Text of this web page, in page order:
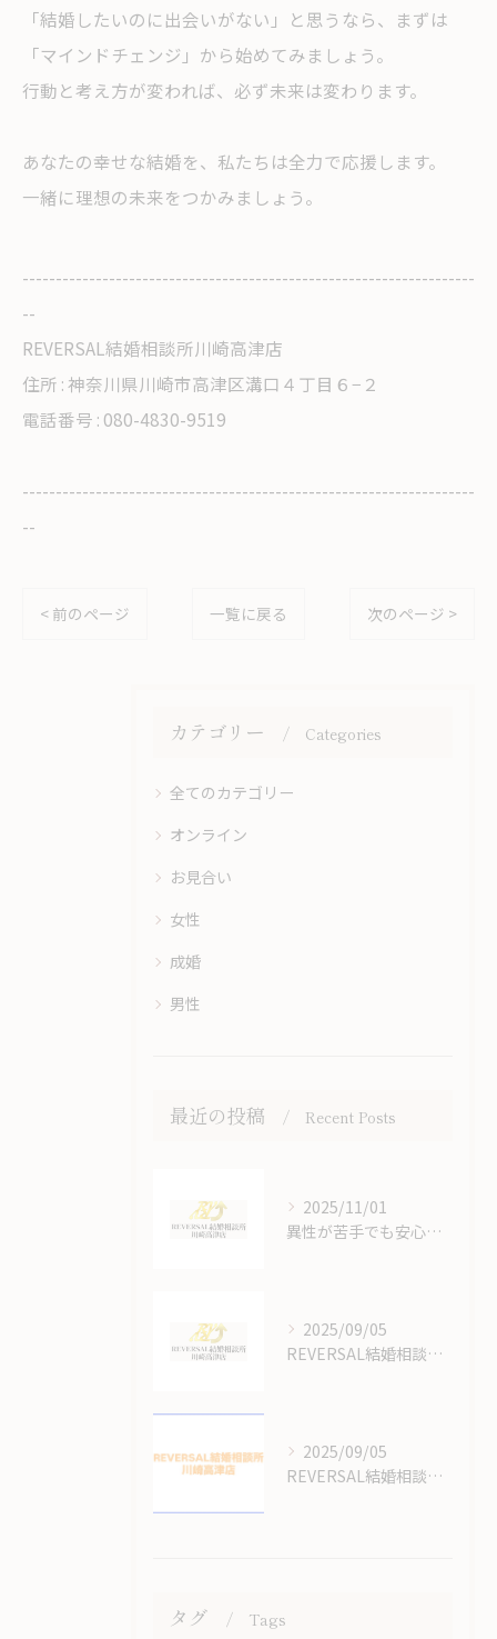
「結婚したいのに出会いがない」と思うなら、まずは
「マインドチェンジ」から始めてみましょう。
行動と考え方が変われば、必ず未来は変わります。
あなたの幸せな結婚を、私たちは全力で応援します。
一緒に理想の未来をつかみましょう。
--------------------------------------------------------------------
--
REVERSAL結婚相談所川崎高津店
住所 : 神奈川県川崎市高津区溝口４丁目６−２
電話番号 : 080-4830-9519
--------------------------------------------------------------------
--
< 前のページ 一覧に戻る 次のページ >
カテゴリー Categories
全てのカテゴリー
オンライン
お見合い
女性
成婚
男性
最近の投稿 Recent Posts
2025/11/01
異性が苦手でも安心できる結婚相談所のオンラインサポート体制
2025/09/05
REVERSAL結婚相談所川崎高津店の結婚相談所の料金はいくらかかるの？
2025/09/05
REVERSAL結婚相談所のサイトをリニューアルしてます！
タグ Tags